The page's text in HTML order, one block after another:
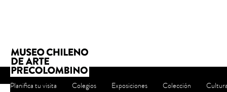
Planifica tu visita Colegios Exposiciones Colección